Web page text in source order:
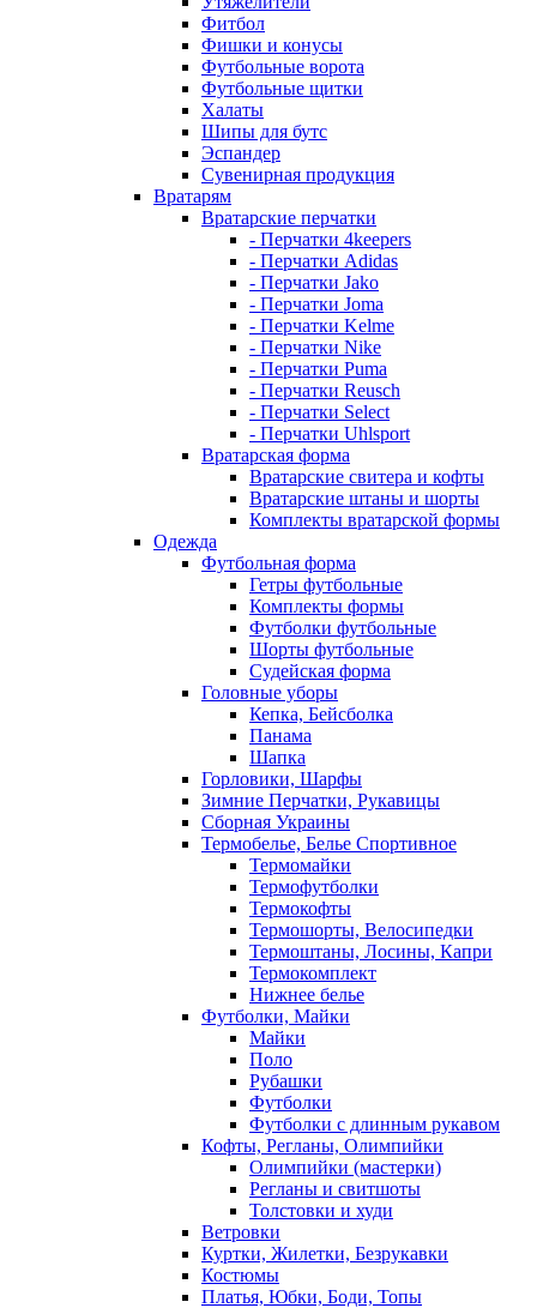
Фитбол
Фишки и конусы
Футбольные ворота
Футбольные щитки
Халаты
Шипы для бутс
Эспандер
Сувенирная продукция
Вратарям
Вратарские перчатки
- Перчатки 4keepers
- Перчатки Adidas
- Перчатки Jako
- Перчатки Joma
- Перчатки Kelme
- Перчатки Nike
- Перчатки Puma
- Перчатки Reusch
- Перчатки Select
- Перчатки Uhlsport
Вратарская форма
Вратарские свитера и кофты
Вратарские штаны и шорты
Комплекты вратарской формы
Одежда
Футбольная форма
Гетры футбольные
Комплекты формы
Футболки футбольные
Шорты футбольные
Судейская форма
Головные уборы
Кепка, Бейсболка
Панама
Шапка
Горловики, Шарфы
Зимние Перчатки, Рукавицы
Сборная Украины
Термобелье, Белье Спортивное
Термомайки
Термофутболки
Термокофты
Термошорты, Велосипедки
Термоштаны, Лосины, Капри
Термокомплект
Нижнее белье
Футболки, Майки
Майки
Поло
Рубашки
Футболки
Футболки с длинным рукавом
Кофты, Регланы, Олимпийки
Олимпийки (мастерки)
Регланы и свитшоты
Толстовки и худи
Ветровки
Куртки, Жилетки, Безрукавки
Костюмы
Платья, Юбки, Боди, Топы